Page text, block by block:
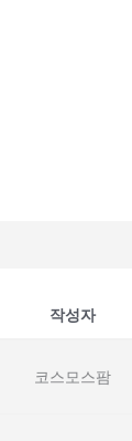
작성자
코스모스팜